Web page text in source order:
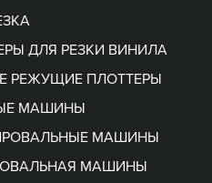
ДЛЯ РЕЗКИ ВИНИЛА
РЕЖУЩИЕ ПЛОТТЕРЫ
МАШИНЫ
МАШИНЫ
МАШИНЫ